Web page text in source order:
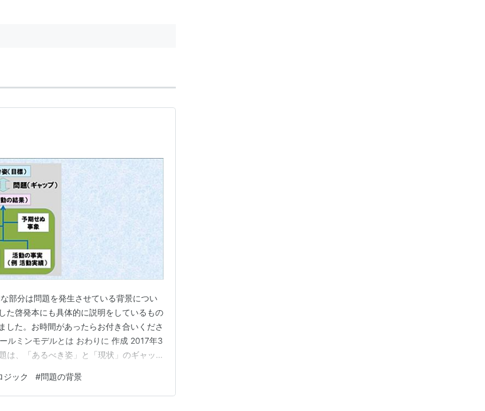
部分は問題を発生させている背景につい
た啓発本にも具体的に説明をしているもの
した。お時間があったらお付き合いくださ
ルミンモデルとは おわりに 作成 2017年3
は、「あるべき姿」と「現状」のギャッ
問題となります。 もう少し他の事例もご
ジック #問題の背景